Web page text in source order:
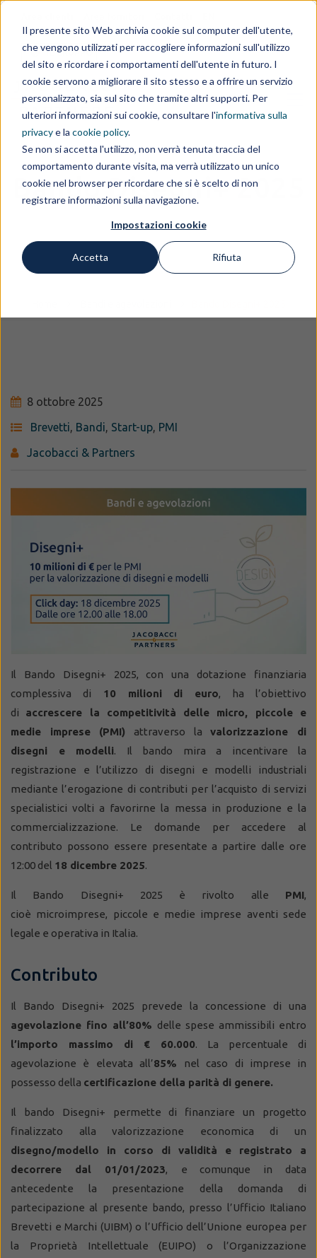
Il presente sito Web archivia cookie sul computer dell'utente,
che vengono utilizzati per raccogliere informazioni sull'utilizzo
del sito e ricordare i comportamenti dell'utente in futuro. I
cookie servono a migliorare il sito stesso e a offrire un servizio
personalizzato, sia sul sito che tramite altri supporti. Per
ulteriori informazioni sui cookie, consultare l'informativa sulla
privacye la cookie policy.
Se non si accetta l'utilizzo, non verrà tenuta traccia del
comportamento durante visita, ma verrà utilizzato un unico
cookie nel browser per ricordare che si è scelto di non
registrare informazioni sulla navigazione.
Impostazioni cookie
Accetta Rifiuta
IL GRUPPO
Bando Disegni+ 2025
8 ottobre 2025
Brevetti, Bandi, Start-up, PMI
Jacobacci & Partners
Il Bando Disegni+ 2025, con una dotazione finanziaria
complessiva di 10 milioni di euro, ha l’obiettivo
di accrescere la competitività delle micro, piccole e
medie imprese (PMI) attraverso lavalorizzazione di
disegni e modelli. Il bando mira a incentivare la
registrazione e l’utilizzo di disegni e modelli industriali
mediante l’erogazione di contributi per l’acquisto di servizi
specialistici volti a favorirne la messa in produzione e la
commercializzazione. Le domande per accedere al
contributo possono essere presentate a partire dalle ore
12:00 del 18 dicembre 2025.
Il Bando Disegni+ 2025 è rivolto alle PMI,
cioè microimprese, piccole e medie imprese aventi sede
legale e operativa in Italia.
Contributo
Il Bando Disegni+ 2025 prevede la concessione di una
agevolazione fino all’80% delle spese ammissibili entro
l’importo massimo di € 60.000. La percentuale di
agevolazione è elevata all’85% nel caso di imprese in
possesso della certificazione della parità di genere.
Il bando Disegni+ permette di finanziare un progetto
finalizzato alla valorizzazione economica di un
disegno/modello in corso di validità e registrato a
decorrere dal 01/01/2023,
e comunque in data
antecedente la presentazione della domanda di
partecipazione al presente bando, presso l’Ufficio Italiano
Brevetti e Marchi (UIBM) o l’Ufficio dell’Unione europea per
la Proprietà Intellettuale (EUIPO) o l’Organizzazione